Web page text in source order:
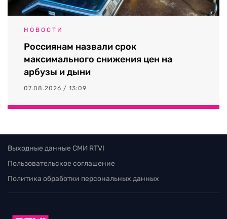
НОВОСТИ
Россиянам назвали срок
максимального снижения цен на
арбузы и дыни
07.08.2026 / 13:09
Выходные данные СМИ RTVI
Пользовательское соглашение
Политика обработки персональных данных